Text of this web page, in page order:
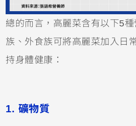
總的而言，高麗菜含有以下5
族、外食族可將高麗菜加入日
持身體健康：
1. 礦物質